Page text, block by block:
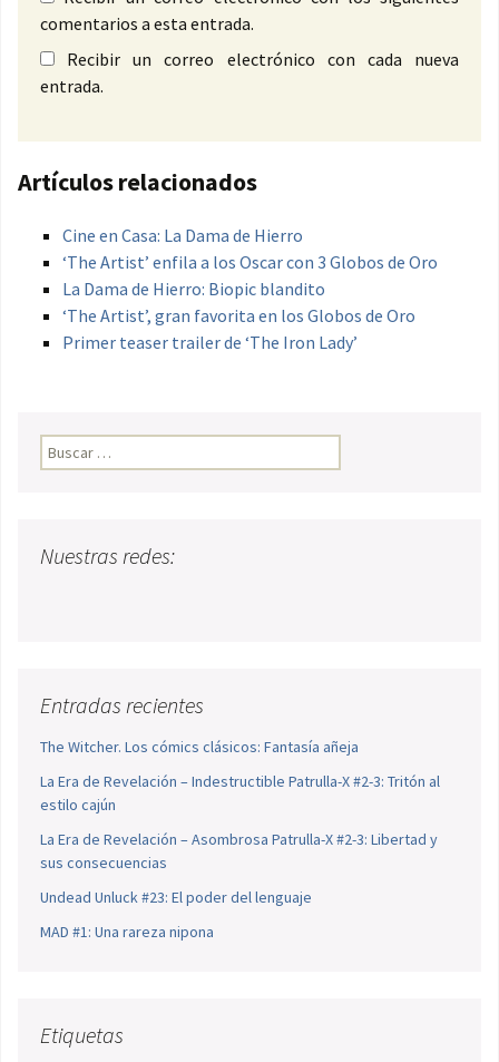
comentarios a esta entrada.
Recibir un correo electrónico con cada nueva
entrada.
Artículos relacionados
Cine en Casa: La Dama de Hierro
‘The Artist’ enfila a los Oscar con 3 Globos de Oro
La Dama de Hierro: Biopic blandito
‘The Artist’, gran favorita en los Globos de Oro
Primer teaser trailer de ‘The Iron Lady’
Buscar:
Nuestras redes:
Entradas recientes
The Witcher. Los cómics clásicos: Fantasía añeja
La Era de Revelación – Indestructible Patrulla-X #2-3: Tritón al
estilo cajún
La Era de Revelación – Asombrosa Patrulla-X #2-3: Libertad y
sus consecuencias
Undead Unluck #23: El poder del lenguaje
MAD #1: Una rareza nipona
Etiquetas